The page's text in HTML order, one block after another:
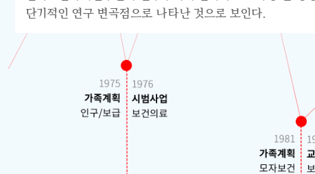
단기적인 연구 변곡점으로 나타난 것으로 보인다.